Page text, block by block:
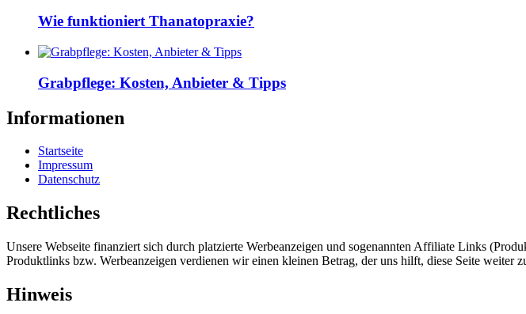
Wie funktioniert Thanatopraxie?
Grabpflege: Kosten, Anbieter & Tipps
Informationen
Startseite
Impressum
Datenschutz
Rechtliches
Unsere Webseite finanziert sich durch platzierte Werbeanzeigen und sogenannten Affiliate Links
Produktlinks bzw. Werbeanzeigen verdienen wir einen kleinen Betrag, der uns hilft, diese Seite weiter
Hinweis